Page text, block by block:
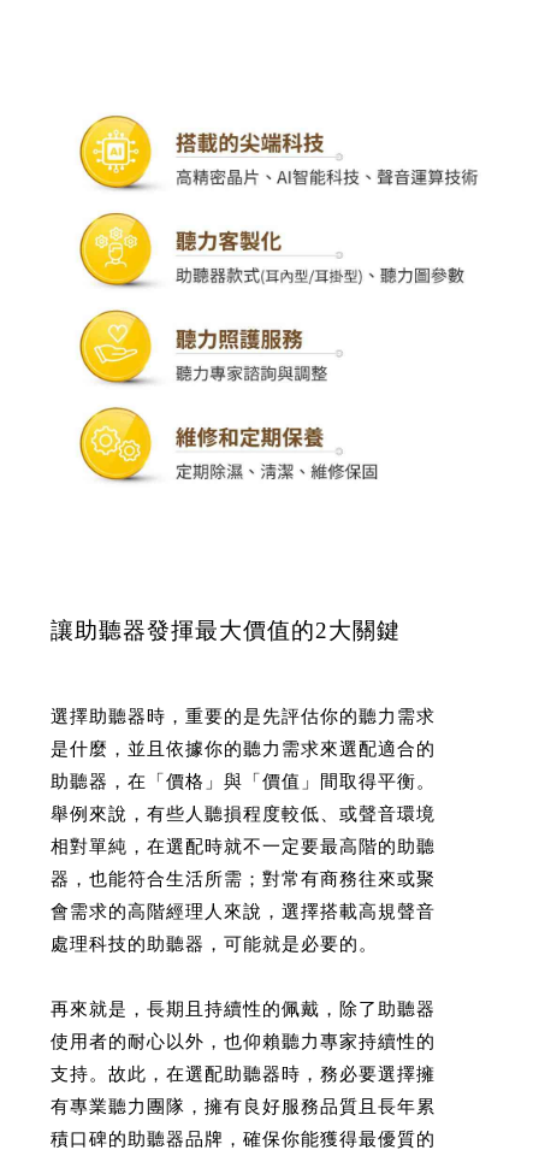
讓助聽器發揮最大價值的2大關鍵
選擇助聽器時，重要的是先評估你的聽力需求
是什麼，並且依據你的聽力需求來選配適合的
助聽器，在「價格」與「價值」間取得平衡。
舉例來說，有些人聽損程度較低、或聲音環境
相對單純，在選配時就不一定要最高階的助聽
器，也能符合生活所需；對常有商務往來或聚
會需求的高階經理人來說，選擇搭載高規聲音
處理科技的助聽器，可能就是必要的。
再來就是，長期且持續性的佩戴，除了助聽器
使用者的耐心以外，也仰賴聽力專家持續性的
支持。故此，在選配助聽器時，務必要選擇擁
有專業聽力團隊，擁有良好服務品質且長年累
積口碑的助聽器品牌，確保你能獲得最優質的